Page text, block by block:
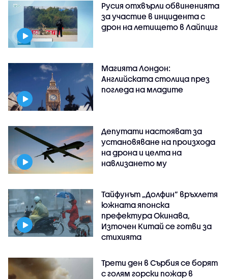
Русия отхвърли обвиненията
за участие в инцидента с
дрон на летището в Лайпциг
Магията Лондон:
Английската столица през
погледа на младите
Депутати настояват за
установяване на произхода
на дрона и целта на
навлизането му
Тайфунът „Долфин” връхлетя
южната японска
префектура Окинава,
Източен Китай се готви за
стихията
Трети ден в Сърбия се борят
с голям горски пожар в